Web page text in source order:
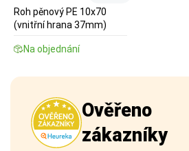
Roh pěnový PE 10x70
(vnitřní hrana 37mm)
Na objednání
Ověřeno
zákazníky